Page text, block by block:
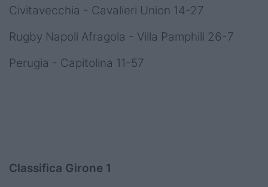
Civitavecchia - Cavalieri Union 14-27
Rugby Napoli Afragola - Villa Pamphili 26-7
Perugia - Capitolina 11-57
Classifica Girone 1